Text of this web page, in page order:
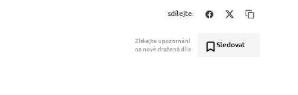
sdílejte:
Získejte upozornění
na nově dražená díla
Sledovat